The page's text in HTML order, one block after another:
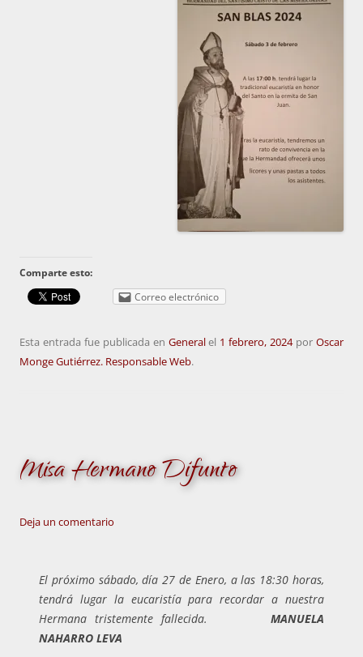
Comparte esto:
Correo electrónico
Esta entrada fue publicada en Generalel 1 febrero, 2024porOscar
Monge Gutiérrez. Responsable Web.
Misa Hermano Difunto
Deja un comentario
El próximo sábado, día 27 de Enero, a las 18:30 horas,
tendrá lugar la eucaristía para recordar a nuestra
Hermana tristemente fallecida. MANUELA
NAHARRO LEVA